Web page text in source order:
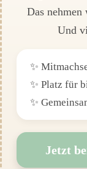
Das
Und
✨
✨ Platz für
✨
Jetzt